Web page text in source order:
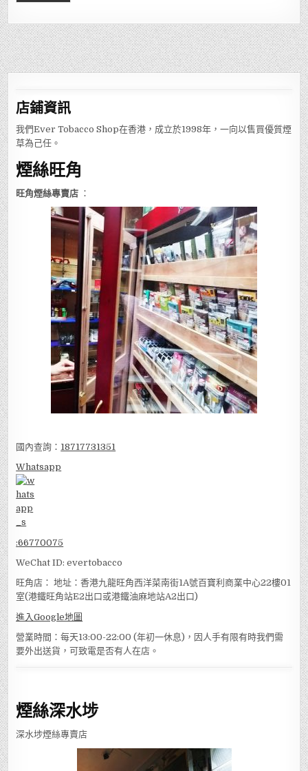
店鋪資訊
我們Ever Tobacco Shop在香港，成立於1998年，一向以售買優質煙
草為己任。
煙絲旺角
旺角煙絲專賣店 ：
國內查詢： 18717731351
Whatsapp
:66770075
WeChat ID: evertobacco
旺角店： 地址：香港九龍旺角西洋菜南街1A號百寶利商業中心22樓01
室(港鐵旺角站E2出口或港鐵油麻地站A2出口)
進入Google地圖
營業時間：每天13:00-22:00 (年初一休息)，因人手有限有時我們需
要外出送貨，可致電是否有人在店。
煙絲深水埗
深水埗煙絲專賣店